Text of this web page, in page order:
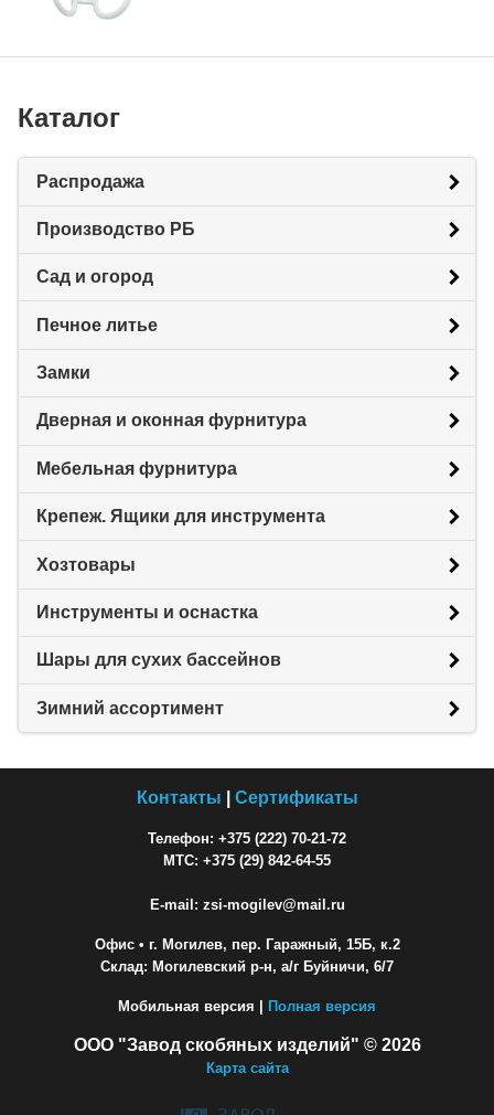
Каталог
Распродажа
Производство РБ
Сад и огород
Печное литье
Замки
Дверная и оконная фурнитура
Мебельная фурнитура
Крепеж. Ящики для инструмента
Хозтовары
Инструменты и оснастка
Шары для сухих бассейнов
Зимний ассортимент
Контакты Сертификаты
Телефон: +375 (222) 70-21-72
МТС: +375 (29) 842-64-55
E-mail: zsi-mogilev@mail.ru
Офис• г. Могилев, пер. Гаражный, 15Б, к.2
Склад: Могилевский р-н, а/г Буйничи, 6/7
Мобильная версия | Полная версия
ООО "Завод скобяных изделий" © 2026
Карта сайта